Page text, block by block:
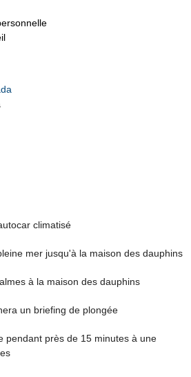
climatisé
mer jusqu'à la maison des dauphins
à la maison des dauphins
un briefing de plongée
pendant près de 15 minutes à une